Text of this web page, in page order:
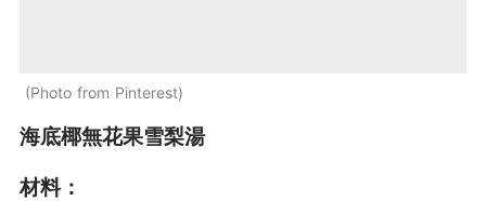
Photo from Pinterest
海底椰無花果雪梨湯
材料：